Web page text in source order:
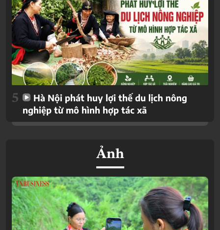
5
Hà Nội phát huy lợi thế du lịch nông
nghiệp từ mô hình hợp tác xã
Ảnh